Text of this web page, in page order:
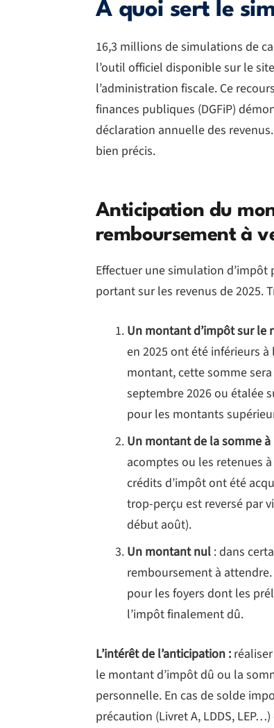
À quoi sert le
16,3 millions de simulations de
l’outil officiel disponible sur le site
l’administration fiscale. Ce
finances publiques (DGFiP)
déclaration annuelle des
bien précis.
Anticipation du
remboursement à
Effectuer une simulation
portant sur les revenus de 2025.
Un montant d’impôt sur le
en 2025 ont été inférieurs
montant, cette somme
septembre 2026 ou étalée
pour les montants
Un montant de la somme
acomptes ou les retenues
crédits d’impôt ont été
trop-perçu est reversé par
début août).
Un montant nul : dans
remboursement à
pour les foyers dont les
l’impôt finalement dû.
L’intérêt de l’anticipation :
le montant d’impôt dû ou la
personnelle. En cas de solde
précaution (Livret A, LDDS,